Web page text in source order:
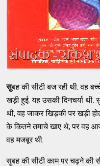
सुबह की सीटी बज रही थी. वह
खड़ी हुई. यह उसकी दिनचर्या थी.
थी, वह जाकर खिड़की पर खड़ी
के कितने तमाचे खाए थे, पर वह
वह मजबूर थी.
सुबह की सीटी काम पर चढ़ने की